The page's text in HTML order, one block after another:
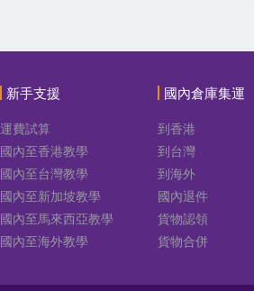
新手支援
運費試算
國內至香港教學
國內至台灣教學
國內至新加坡教學
國內至馬來西亞教學
國內至海外教學
國內倉庫集運
到香港
到台灣
到海外
國內退件
貨物認領
貨物合併